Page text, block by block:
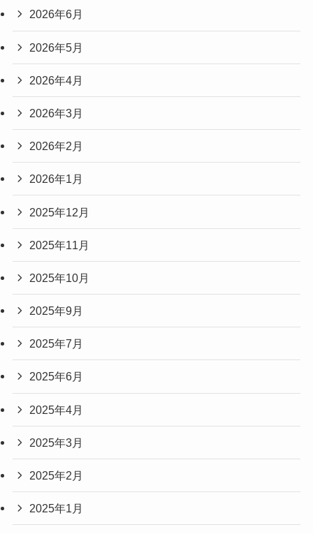
2026年6月
2026年5月
2026年4月
2026年3月
2026年2月
2026年1月
2025年12月
2025年11月
2025年10月
2025年9月
2025年7月
2025年6月
2025年4月
2025年3月
2025年2月
2025年1月